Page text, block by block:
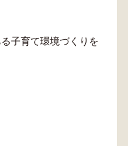
子育て環境づくりを